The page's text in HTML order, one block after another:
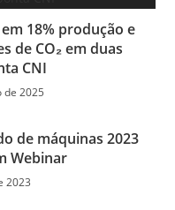
18% produção e
de CO₂ em duas
CNI
de 2025
de máquinas 2023
Webinar
2023